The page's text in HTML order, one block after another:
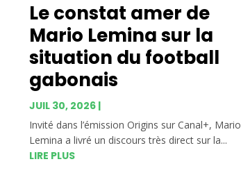
Le constat amer de
Mario Lemina sur la
situation du football
gabonais
JUIL 30, 2026|
Invité dans l’émission Origins sur Canal+, Mario
Lemina a livré un discours très direct sur la...
LIRE PLUS